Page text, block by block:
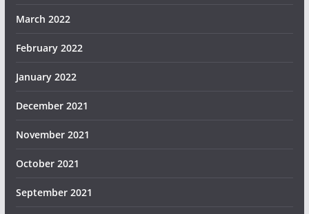
March 2022
February 2022
January 2022
December 2021
November 2021
October 2021
September 2021